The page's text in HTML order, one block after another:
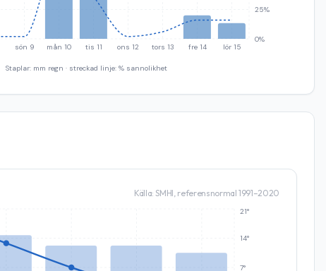
sön 9 mån 10 tis 11 ons 12 tors 13 fre 14 lör 15
0%
25%
Staplar: mm regn · streckad linje: % sannolikhet
Källa: SMHI, referensnormal 1991–2020
7°
14°
21°